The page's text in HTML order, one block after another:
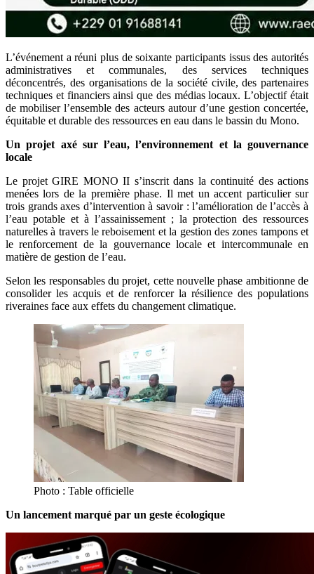
L’événement a réuni plus de soixante participants issus des autorités
administratives et communales, des services techniques
déconcentrés, des organisations de la société civile, des partenaires
techniques et financiers ainsi que des médias locaux. L’objectif était
de mobiliser l’ensemble des acteurs autour d’une gestion concertée,
équitable et durable des ressources en eau dans le bassin du Mono.
Un projet axé sur l’eau, l’environnement et la gouvernance
locale
Le projet GIRE MONO II s’inscrit dans la continuité des actions
menées lors de la première phase. Il met un accent particulier sur
trois grands axes d’intervention à savoir : l’amélioration de l’accès à
l’eau potable et à l’assainissement ; la protection des ressources
naturelles à travers le reboisement et la gestion des zones tampons et
le renforcement de la gouvernance locale et intercommunale en
matière de gestion de l’eau.
Selon les responsables du projet, cette nouvelle phase ambitionne de
consolider les acquis et de renforcer la résilience des populations
riveraines face aux effets du changement climatique.
Photo : Table officielle
Un lancement marqué par un geste écologique